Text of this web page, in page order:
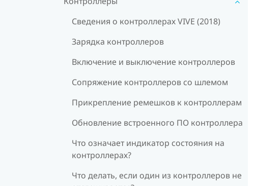
Сведения о контроллерах VIVE (2018)
Зарядка контроллеров
Включение и выключение контроллеров
Сопряжение контроллеров со шлемом
Прикрепление ремешков к контроллерам
Обновление встроенного ПО контроллера
Что означает индикатор состояния на
контроллерах?
Что делать, если один из контроллеров не